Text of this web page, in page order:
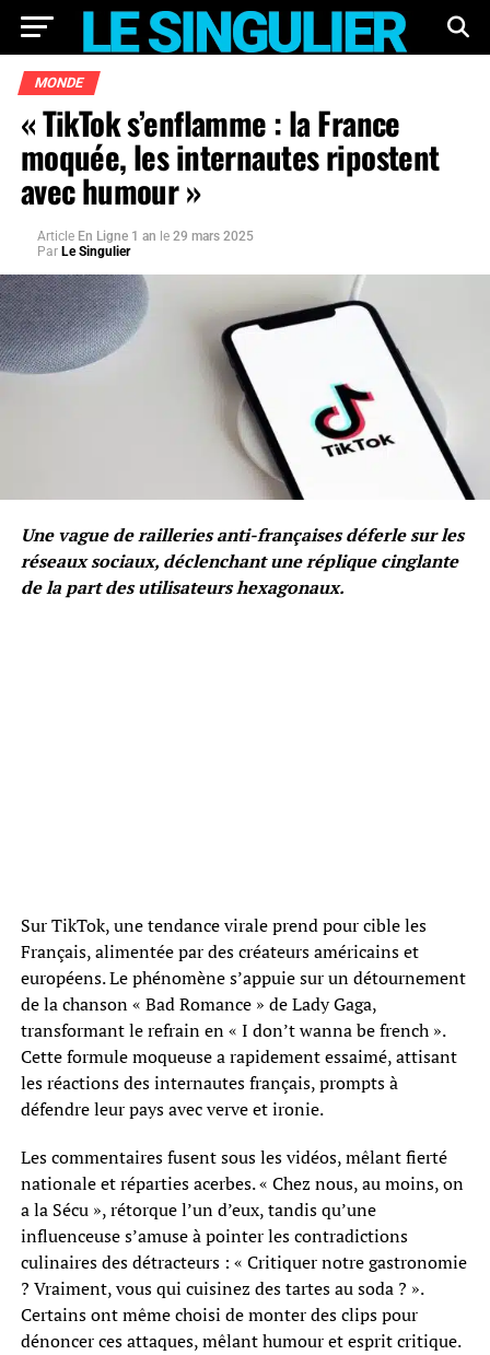
MONDE
« TikTok s’enflamme : la France
moquée, les internautes ripostent
avec humour »
Article En Ligne 1 an le 29 mars 2025
Par Le Singulier
Une vague de railleries anti-françaises déferle sur les
réseaux sociaux, déclenchant une réplique cinglante
de la part des utilisateurs hexagonaux.
Sur TikTok, une tendance virale prend pour cible les
Français, alimentée par des créateurs américains et
européens. Le phénomène s’appuie sur un détournement
de la chanson « Bad Romance » de Lady Gaga,
transformant le refrain en « I don’t wanna be french ».
Cette formule moqueuse a rapidement essaimé, attisant
les réactions des internautes français, prompts à
défendre leur pays avec verve et ironie.
Les commentaires fusent sous les vidéos, mêlant fierté
nationale et réparties acerbes. « Chez nous, au moins, on
a la Sécu », rétorque l’un d’eux, tandis qu’une
influenceuse s’amuse à pointer les contradictions
culinaires des détracteurs : « Critiquer notre gastronomie
? Vraiment, vous qui cuisinez des tartes au soda ? ».
Certains ont même choisi de monter des clips pour
dénoncer ces attaques, mêlant humour et esprit critique.